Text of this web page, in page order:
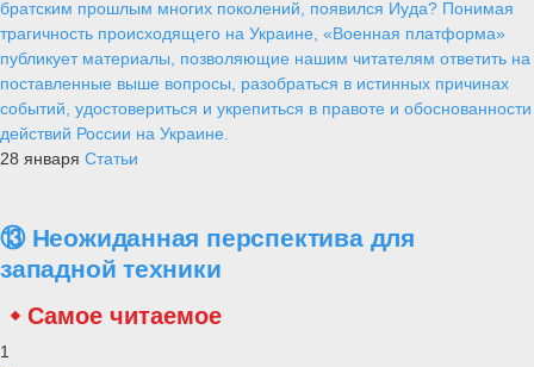
братским прошлым многих поколений, появился Иуда? Понимая
трагичность происходящего на Украине, «Военная платформа»
публикует материалы, позволяющие нашим читателям ответить на
поставленные выше вопросы, разобраться в истинных причинах
событий, удостовериться и укрепиться в правоте и обоснованности
действий России на Украине.
28 января Статьи
⑬ Неожиданная перспектива для
западной техники
Самое читаемое
1